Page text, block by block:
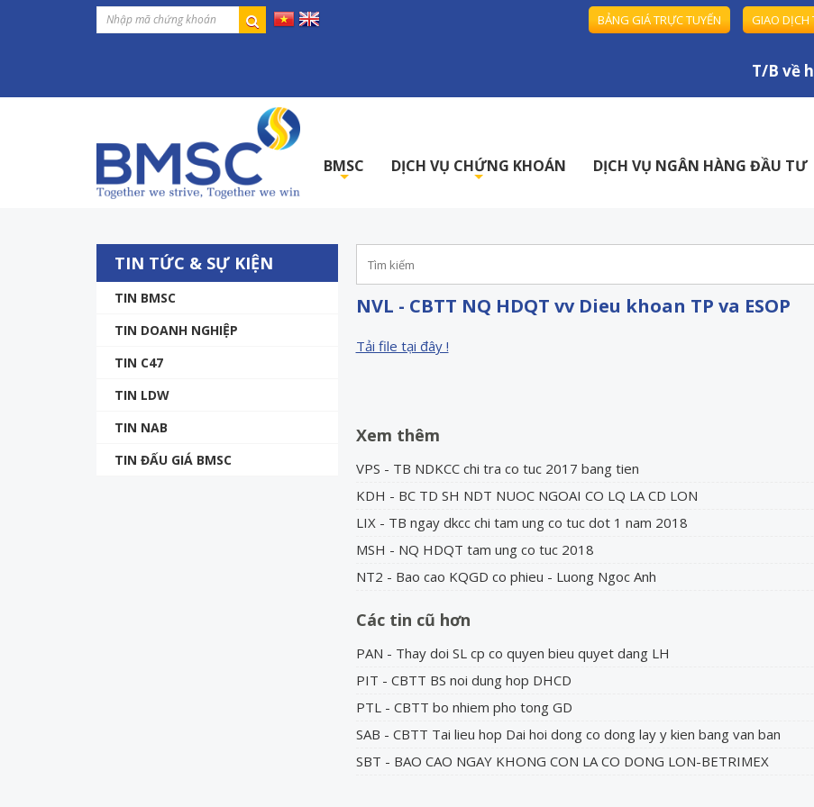
BẢNG GIÁ TRỰC TUYẾN GIAO DỊCH
T/B về
BMSC DỊCH VỤ CHỨNG KHOÁN DỊCH VỤ NGÂN HÀNG ĐẦU TƯ
TIN TỨC & SỰ KIỆN
TIN BMSC
TIN DOANH NGHIỆP
TIN C47
TIN LDW
TIN NAB
TIN ĐẤU GIÁ BMSC
NVL - CBTT NQ HDQT vv Dieu khoan TP va ESOP
Tải file tại đây !
Xem thêm
VPS - TB NDKCC chi tra co tuc 2017 bang tien
KDH - BC TD SH NDT NUOC NGOAI CO LQ LA CD LON
LIX - TB ngay dkcc chi tam ung co tuc dot 1 nam 2018
MSH - NQ HDQT tam ung co tuc 2018
NT2 - Bao cao KQGD co phieu - Luong Ngoc Anh
Các tin cũ hơn
PAN - Thay doi SL cp co quyen bieu quyet dang LH
PIT - CBTT BS noi dung hop DHCD
PTL - CBTT bo nhiem pho tong GD
SAB - CBTT Tai lieu hop Dai hoi dong co dong lay y kien bang van ban
SBT - BAO CAO NGAY KHONG CON LA CO DONG LON-BETRIMEX